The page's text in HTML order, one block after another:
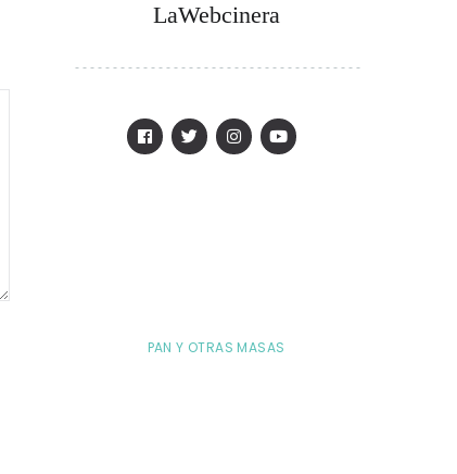
LaWebcinera
PAN Y OTRAS MASAS